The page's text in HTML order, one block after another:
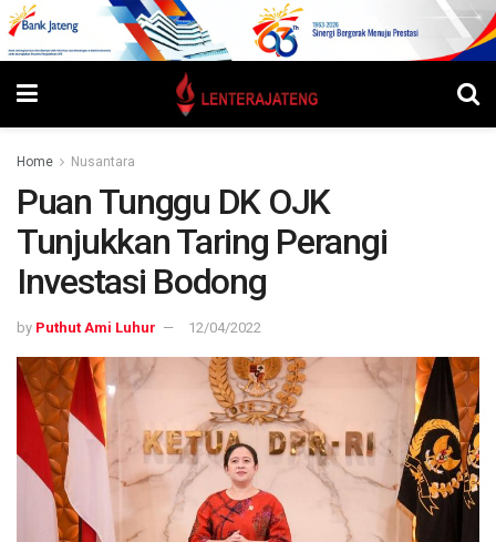
Home Nusantara
Puan Tunggu DK OJK
Tunjukkan Taring Perangi
Investasi Bodong
by Puthut Ami Luhur 12/04/2022